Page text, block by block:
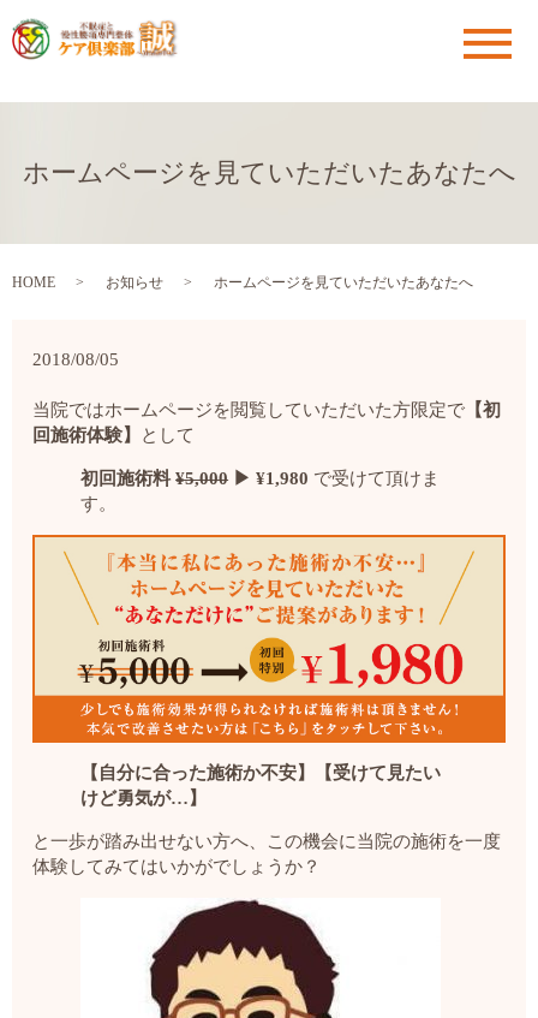
メ
ホームページを見ていただいたあなたへ
HOME お知らせ ホームページを見ていただいたあなたへ
2018/08/05
当院ではホームページを閲覧していただいた方限定で 【初
回施術体験】
として
初回施術料¥5,000 ▶︎ ¥1,980 で受けて頂けま
す。
【自分に合った施術か不安】【受けて見たい
けど勇気が…】
と一歩が踏み出せない方へ、この機会に当院の施術を一度
体験してみてはいかがでしょうか？